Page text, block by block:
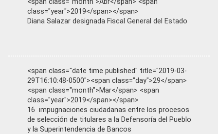
<span class="month">Abr</span> <span
class="year">2019</span></span>
Diana Salazar designada Fiscal General del Estado
<span class="date time published" title="2019-03-
29T16:10:48-0500"><span class="day">29</span>
<span class="month">Mar</span> <span
class="year">2019</span></span>
16 impugnaciones ciudadanas entre los procesos
de selección de titulares a la Defensoría del Pueblo
y la Superintendencia de Bancos